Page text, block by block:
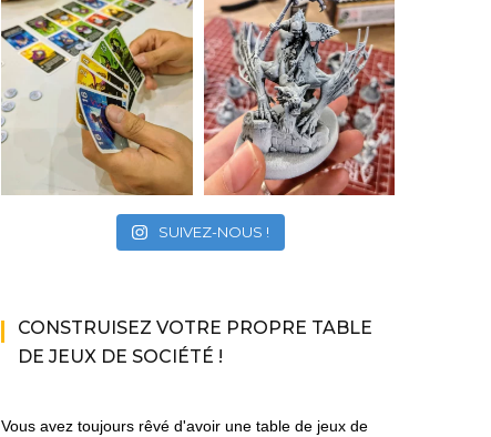
SUIVEZ-NOUS !
CONSTRUISEZ VOTRE PROPRE TABLE
DE JEUX DE SOCIÉTÉ !
Vous avez toujours rêvé d'avoir une table de jeux de